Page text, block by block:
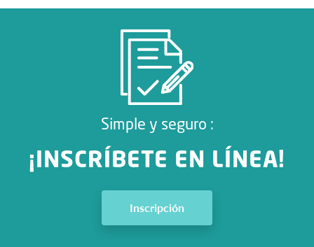
Simple y seguro :
¡INSCRÍBETE EN LÍNEA!
Inscripción